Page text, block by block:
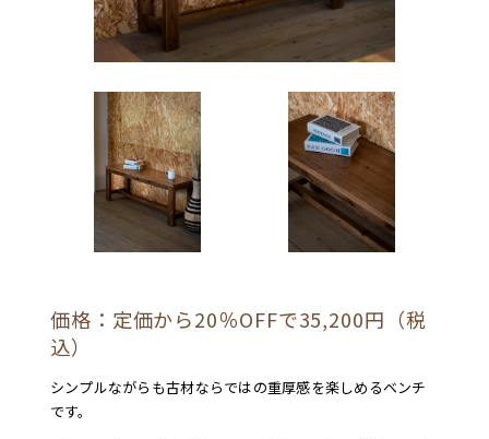
価格：定価から20％OFFで35,200円（税
込）
シンプルながらも古材ならではの重厚感を楽しめるベンチ
です。